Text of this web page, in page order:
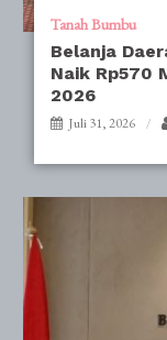
Tanah Bumbu
Belanja
Naik Rp570
2026
Juli 31, 2026